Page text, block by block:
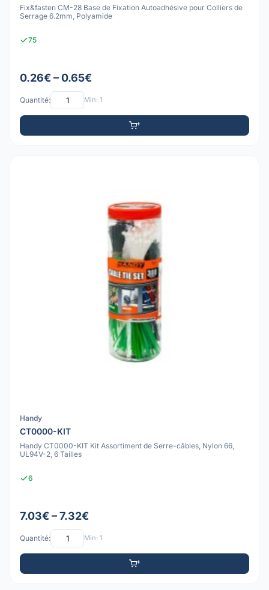
Fix&fasten CM-28 Base de Fixation Autoadhésive pour Colliers de
Serrage 6.2mm, Polyamide
75
0.26€ – 0.65€
Quantité: Min: 1
Handy
CT0000-KIT
Handy CT0000-KIT Kit Assortiment de Serre-câbles, Nylon 66,
UL94V-2, 6 Tailles
6
7.03€ – 7.32€
Quantité: Min: 1